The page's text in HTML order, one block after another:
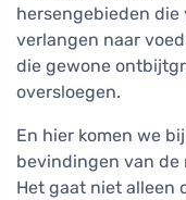
hersengebieden
verlangen naar
die gewone
oversloegen.
En hier komen we
bevindingen van de
Het gaat niet alleen